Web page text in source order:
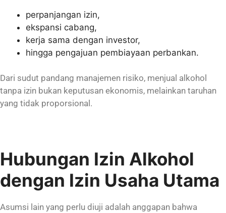
perpanjangan izin,
ekspansi cabang,
kerja sama dengan investor,
hingga pengajuan pembiayaan perbankan.
Dari sudut pandang manajemen risiko, menjual alkohol
tanpa izin bukan keputusan ekonomis, melainkan taruhan
yang tidak proporsional.
Hubungan Izin Alkohol
dengan Izin Usaha Utama
Asumsi lain yang perlu diuji adalah anggapan bahwa